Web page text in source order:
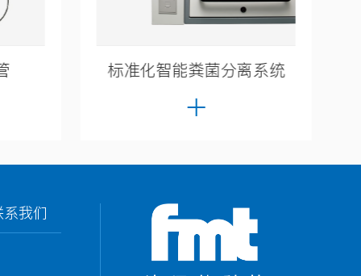
统 多功能菌液合格性快速检测设备
我们